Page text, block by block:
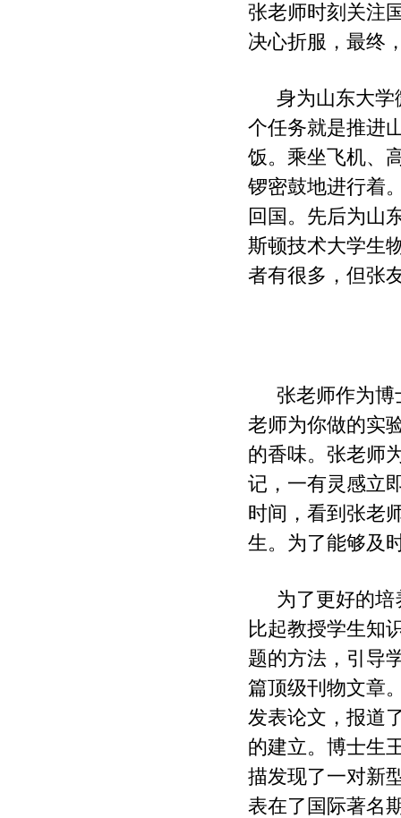
张老师时刻关注
决心折服，最终
身为山东大
个任务就是推进
饭。乘坐飞机、
锣密鼓地进行着
回国。先后为山
斯顿技术大学生
者有很多，但张
张老师作为
老师为你做的实
的香味。张老师
记，一有灵感立
时间，看到张老
生。为了能够及
为了更好的
比起教授学生知
题的方法，引导
篇顶级刊物文章
发表论文，报道
的建立。博士生
描发现了一对新
表在了国际著名